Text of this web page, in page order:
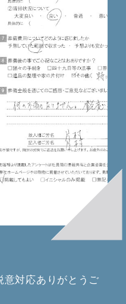
対応ありがとうご